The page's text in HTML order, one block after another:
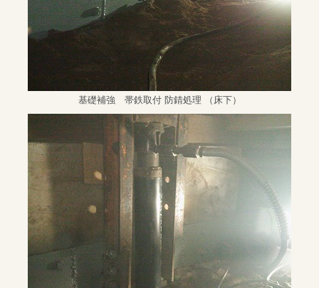
基礎補強 帯鉄取付 防錆処理 （床下）